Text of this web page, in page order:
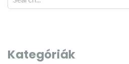
Kategóriák